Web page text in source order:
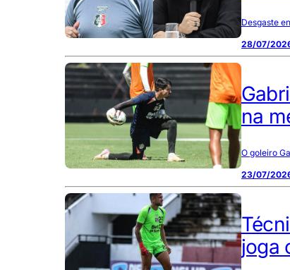
Desgaste
28/07/
na
O goleiro
23/07/
joga